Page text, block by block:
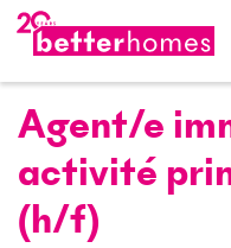
Agent/e
activité
(h/f)